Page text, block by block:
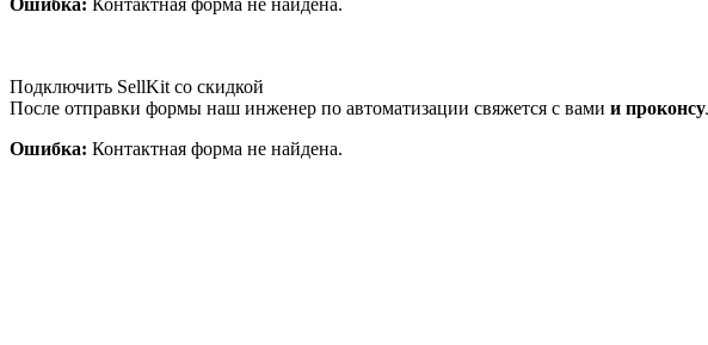
Подключить SellKit со скидкой
После отправки формы наш инженер по автоматизации свяжется с вами и
Ошибка: Контактная форма не найдена.